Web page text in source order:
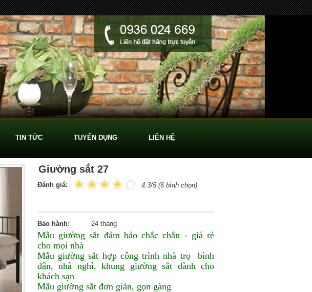
TIN TỨC TUYỂN DỤNG LIÊN HỆ
Giường sắt 27
Đánh giá: 4.3/5 (6 bình chọn)
Bảo hành: 24 tháng
Mẫu giường sắt đảm bảo chắc chắn - giá rẻ
cho mọi nhà
Mẫu giường sắt hợp công trình nhà trọ bình
dân, nhà nghỉ, khung giường sắt dành cho
khách sạn
Mẫu giường sắt đơn giản, gọn gàng